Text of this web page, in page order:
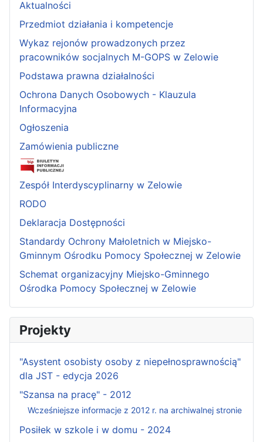
Aktualności
Przedmiot działania i kompetencje
Wykaz rejonów prowadzonych przez
pracowników socjalnych M-GOPS w Zelowie
Podstawa prawna działalności
Ochrona Danych Osobowych - Klauzula
Informacyjna
Ogłoszenia
Zamówienia publiczne
Zespół Interdyscyplinarny w Zelowie
RODO
Deklaracja Dostępności
Standardy Ochrony Małoletnich w Miejsko-
Gminnym Ośrodku Pomocy Społecznej w Zelowie
Schemat organizacyjny Miejsko-Gminnego
Ośrodka Pomocy Społecznej w Zelowie
Projekty
"Asystent osobisty osoby z niepełnosprawnością"
dla JST - edycja 2026
"Szansa na pracę" - 2012
Wcześniejsze informacje z 2012 r. na archiwalnej stronie
Posiłek w szkole i w domu - 2024